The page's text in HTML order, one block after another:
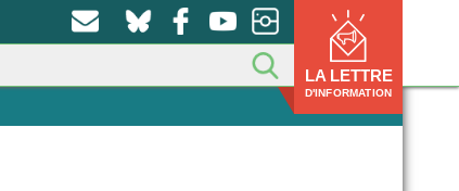
LA LETTRE
D'INFORMATION